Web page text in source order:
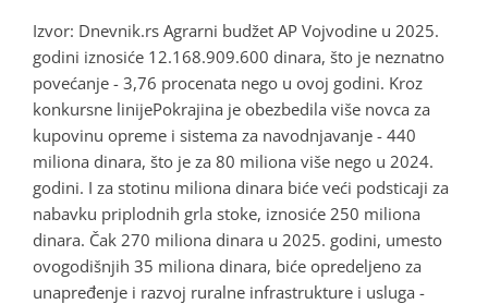
Izvor: Dnevnik.rs Agrarni budžet AP Vojvodine u 2025.
godini iznosiće 12.168.909.600 dinara, što je neznatno
povećanje - 3,76 procenata nego u ovoj godini. Kroz
konkursne linijePokrajina je obezbedila više novca za
kupovinu opreme i sistema za navodnjavanje - 440
miliona dinara, što je za 80 miliona više nego u 2024.
godini. I za stotinu miliona dinara biće veći podsticaji za
nabavku priplodnih grla stoke, iznosiće 250 miliona
dinara. Čak 270 miliona dinara u 2025. godini, umesto
ovogodišnjih 35 miliona dinara, biće opredeljeno za
unapređenje i razvoj ruralne infrastrukture i usluga -